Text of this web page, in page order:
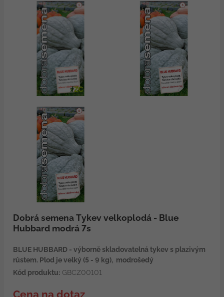
Dobrá semena Tykev velkoplodá - Blue
Hubbard modrá 7s
BLUE HUBBARD - výborně skladovatelná tykev s plazivým
růstem. Plod je velký (5 - 9 kg), modrošedý
Kód produktu:GBCZ00101
Cena na dotaz